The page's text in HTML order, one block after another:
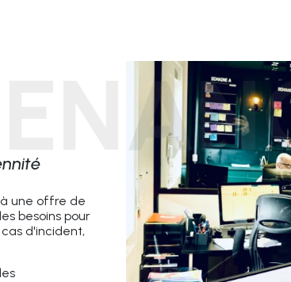
à une offre de
besoins pour
d'incident,